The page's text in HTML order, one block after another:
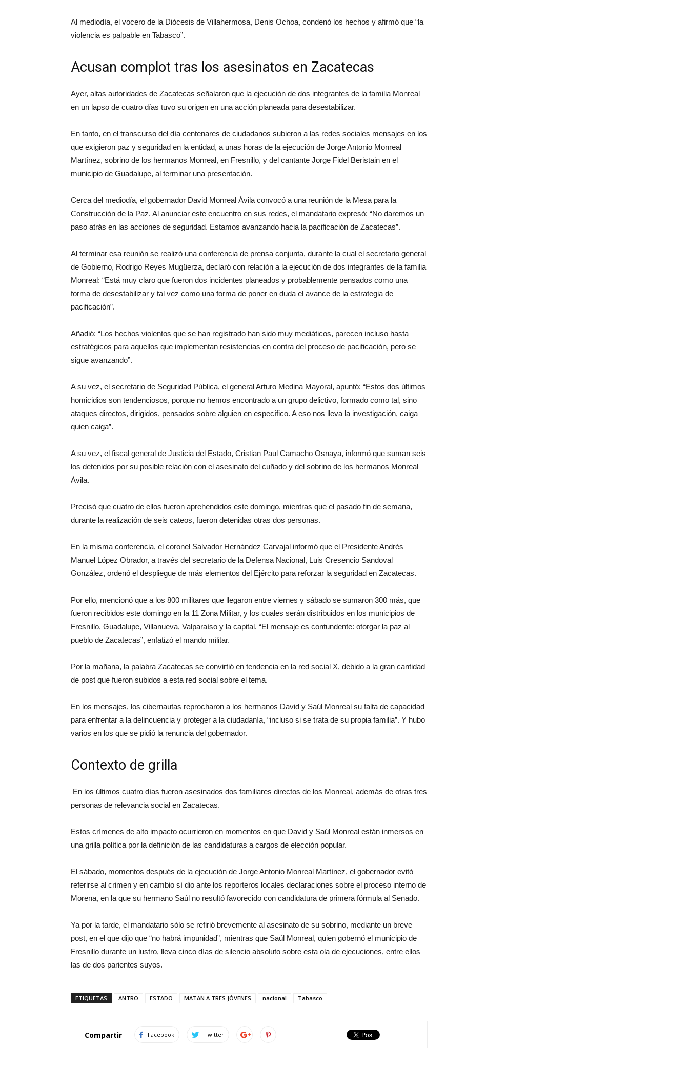
Al mediodía, el vocero de la Diócesis de Villahermosa, Denis Ochoa, condenó los hechos y afirmó que “la
violencia es palpable en Tabasco”.
Acusan complot tras los asesinatos en Zacatecas
Ayer, altas autoridades de Zacatecas señalaron que la ejecución de dos integrantes de la familia Monreal
en un lapso de cuatro días tuvo su origen en una acción planeada para desestabilizar.
En tanto, en el transcurso del día centenares de ciudadanos subieron a las redes sociales mensajes en los
que exigieron paz y seguridad en la entidad, a unas horas de la ejecución de Jorge Antonio Monreal
Martínez, sobrino de los hermanos Monreal, en Fresnillo, y del cantante Jorge Fidel Beristain en el
municipio de Guadalupe, al terminar una presentación.
Cerca del mediodía, el gobernador David Monreal Ávila convocó a una reunión de la Mesa para la
Construcción de la Paz. Al anunciar este encuentro en sus redes, el mandatario expresó: “No daremos un
paso atrás en las acciones de seguridad. Estamos avanzando hacia la pacificación de Zacatecas”.
Al terminar esa reunión se realizó una conferencia de prensa conjunta, durante la cual el secretario general
de Gobierno, Rodrigo Reyes Mugüerza, declaró con relación a la ejecución de dos integrantes de la familia
Monreal: “Está muy claro que fueron dos incidentes planeados y probablemente pensados como una
forma de desestabilizar y tal vez como una forma de poner en duda el avance de la estrategia de
pacificación”.
Añadió: “Los hechos violentos que se han registrado han sido muy mediáticos, parecen incluso hasta
estratégicos para aquellos que implementan resistencias en contra del proceso de pacificación, pero se
sigue avanzando”.
A su vez, el secretario de Seguridad Pública, el general Arturo Medina Mayoral, apuntó: “Estos dos últimos
homicidios son tendenciosos, porque no hemos encontrado a un grupo delictivo, formado como tal, sino
ataques directos, dirigidos, pensados sobre alguien en específico. A eso nos lleva la investigación, caiga
quien caiga”.
A su vez, el fiscal general de Justicia del Estado, Cristian Paul Camacho Osnaya, informó que suman seis
los detenidos por su posible relación con el asesinato del cuñado y del sobrino de los hermanos Monreal
Ávila.
Precisó que cuatro de ellos fueron aprehendidos este domingo, mientras que el pasado fin de semana,
durante la realización de seis cateos, fueron detenidas otras dos personas.
En la misma conferencia, el coronel Salvador Hernández Carvajal informó que el Presidente Andrés
Manuel López Obrador, a través del secretario de la Defensa Nacional, Luis Cresencio Sandoval
González, ordenó el despliegue de más elementos del Ejército para reforzar la seguridad en Zacatecas.
Por ello, mencionó que a los 800 militares que llegaron entre viernes y sábado se sumaron 300 más, que
fueron recibidos este domingo en la 11 Zona Militar, y los cuales serán distribuidos en los municipios de
Fresnillo, Guadalupe, Villanueva, Valparaíso y la capital. “El mensaje es contundente: otorgar la paz al
pueblo de Zacatecas”, enfatizó el mando militar.
Por la mañana, la palabra Zacatecas se convirtió en tendencia en la red social X, debido a la gran cantidad
de post que fueron subidos a esta red social sobre el tema.
En los mensajes, los cibernautas reprocharon a los hermanos David y Saúl Monreal su falta de capacidad
para enfrentar a la delincuencia y proteger a la ciudadanía, “incluso si se trata de su propia familia”. Y hubo
varios en los que se pidió la renuncia del gobernador.
Contexto de grilla
En los últimos cuatro días fueron asesinados dos familiares directos de los Monreal, además de otras tres
personas de relevancia social en Zacatecas.
Estos crímenes de alto impacto ocurrieron en momentos en que David y Saúl Monreal están inmersos en
una grilla política por la definición de las candidaturas a cargos de elección popular.
El sábado, momentos después de la ejecución de Jorge Antonio Monreal Martínez, el gobernador evitó
referirse al crimen y en cambio sí dio ante los reporteros locales declaraciones sobre el proceso interno de
Morena, en la que su hermano Saúl no resultó favorecido con candidatura de primera fórmula al Senado.
Ya por la tarde, el mandatario sólo se refirió brevemente al asesinato de su sobrino, mediante un breve
post, en el que dijo que “no habrá impunidad”, mientras que Saúl Monreal, quien gobernó el municipio de
Fresnillo durante un lustro, lleva cinco días de silencio absoluto sobre esta ola de ejecuciones, entre ellos
las de dos parientes suyos.
ETIQUETAS ANTRO ESTADO MATAN A TRES JÓVENES nacional Tabasco
Compartir Facebook Twitter